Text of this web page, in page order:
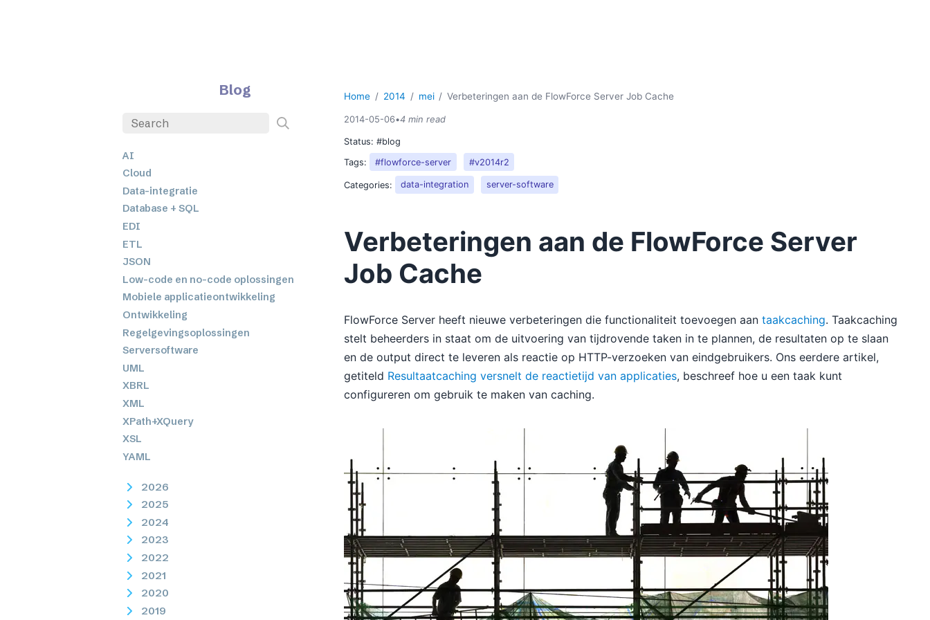
Blog
AI
Cloud
Data-integratie
Database + SQL
EDI
ETL
JSON
Low-code en no-code oplossingen
Mobiele applicatieontwikkeling
Ontwikkeling
Regelgevingsoplossingen
Serversoftware
UML
XBRL
XML
XPath+XQuery
XSL
YAML
2026
2025
2024
2023
2022
2021
2020
2019
Home 2014 mei Verbeteringen aan de FlowForce Server Job Cache
2014-05-06•4 min read
Status:#blog
Tags:
#flowforce-server #v2014r2
Categories: data-integration server-software
Verbeteringen aan de FlowForce Server
Job Cache
FlowForce Server heeft nieuwe verbeteringen die functionaliteit toevoegen aantaakcaching. Taakcaching
stelt beheerders in staat om de uitvoering van tijdrovende taken in te plannen, de resultaten op te slaan
en de output direct te leveren als reactie op HTTP-verzoeken van eindgebruikers. Ons eerdere artikel,
getiteld Resultaatcaching versnelt de reactietijd van applicaties, beschreef hoe u een taak kunt
configureren om gebruik te maken van caching.